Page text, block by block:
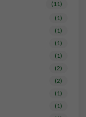
(11)
(1)
(1)
(1)
(1)
(2)
(2)
(1)
(1)